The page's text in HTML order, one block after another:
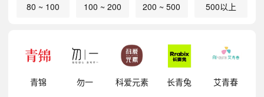
80 ~ 100 100 ~ 200 200 ~ 500 500以上
青锦 勿一 科爱元素 长青兔 艾青春